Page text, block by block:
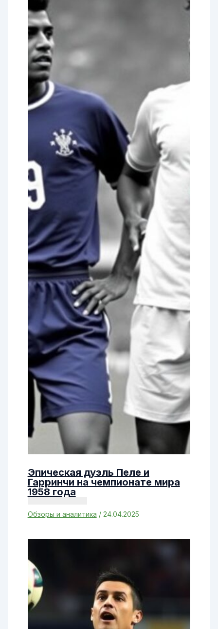
Эпическая дуэль Пеле и
Гарринчи на чемпионате мира
1958 года
Обзоры и аналитика / 24.04.2025